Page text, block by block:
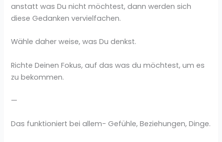
anstatt was Du nicht möchtest, dann werden sich
diese Gedanken vervielfachen.
Wähle daher weise, was Du denkst.
Richte Deinen Fokus, auf das was du möchtest, um es
zu bekommen.
—
Das funktioniert bei allem- Gefühle, Beziehungen, Dinge.